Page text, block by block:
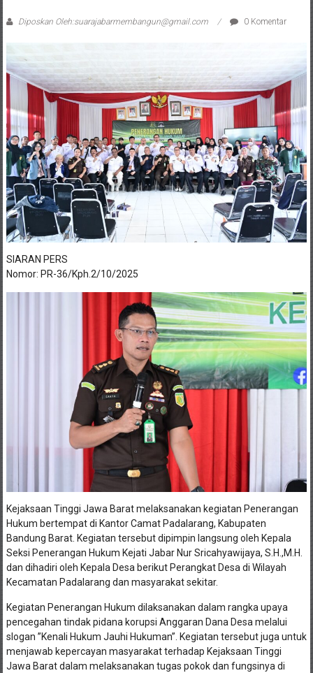
Diposkan Oleh:suarajabarmembangun@gmail.com 0 Komentar
SIARAN PERS
Nomor: PR-36/Kph.2/10/2025
Kejaksaan Tinggi Jawa Barat melaksanakan kegiatan Penerangan
Hukum bertempat di Kantor Camat Padalarang, Kabupaten
Bandung Barat. Kegiatan tersebut dipimpin langsung oleh Kepala
Seksi Penerangan Hukum Kejati Jabar Nur Sricahyawijaya, S.H.,M.H.
dan dihadiri oleh Kepala Desa berikut Perangkat Desa di Wilayah
Kecamatan Padalarang dan masyarakat sekitar.
Kegiatan Penerangan Hukum dilaksanakan dalam rangka upaya
pencegahan tindak pidana korupsi Anggaran Dana Desa melalui
slogan ”Kenali Hukum Jauhi Hukuman”. Kegiatan tersebut juga untuk
menjawab kepercayan masyarakat terhadap Kejaksaan Tinggi
Jawa Barat dalam melaksanakan tugas pokok dan fungsinya di